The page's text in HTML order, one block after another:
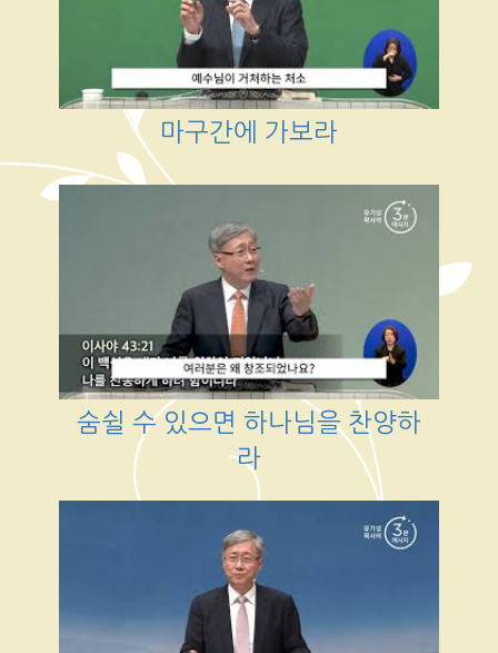
마구간에 가보라
숨쉴 수 있으면 하나님을 찬양하
라